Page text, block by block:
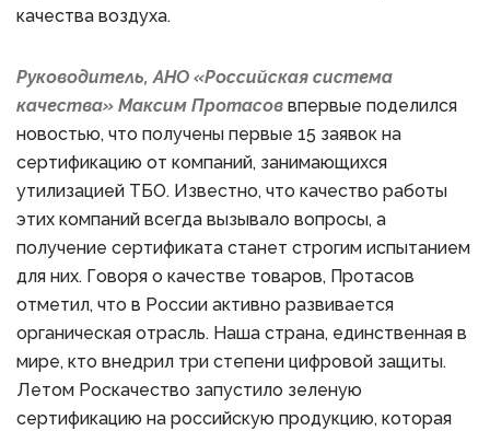
качества воздуха.
Руководитель, АНО «Российская система
качества» Максим Протасов впервые поделился
новостью, что получены первые 15 заявок на
сертификацию от компаний, занимающихся
утилизацией ТБО. Известно, что качество работы
этих компаний всегда вызывало вопросы, а
получение сертификата станет строгим испытанием
для них. Говоря о качестве товаров, Протасов
отметил, что в России активно развивается
органическая отрасль. Наша страна, единственная в
мире, кто внедрил три степени цифровой защиты.
Летом Роскачество запустило зеленую
сертификацию на российскую продукцию, которая